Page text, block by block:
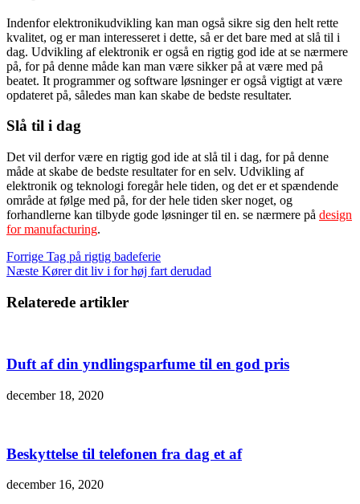
Indenfor elektronikudvikling kan man også sikre sig den helt rette
kvalitet, og er man interesseret i dette, så er det bare med at slå til i
dag. Udvikling af elektronik er også en rigtig god ide at se nærmere
på, for på denne måde kan man være sikker på at være med på
beatet. It programmer og software løsninger er også vigtigt at være
opdateret på, således man kan skabe de bedste resultater.
Slå til i dag
Det vil derfor være en rigtig god ide at slå til i dag, for på denne
måde at skabe de bedste resultater for en selv. Udvikling af
elektronik og teknologi foregår hele tiden, og det er et spændende
område at følge med på, for der hele tiden sker noget, og
forhandlerne kan tilbyde gode løsninger til en. se nærmere på design
for manufacturing.
Forrige Tag på rigtig badeferie
Næste Kører dit liv i for høj fart derudad
Relaterede artikler
Duft af din yndlingsparfume til en god pris
december 18, 2020
Beskyttelse til telefonen fra dag et af
december 16, 2020